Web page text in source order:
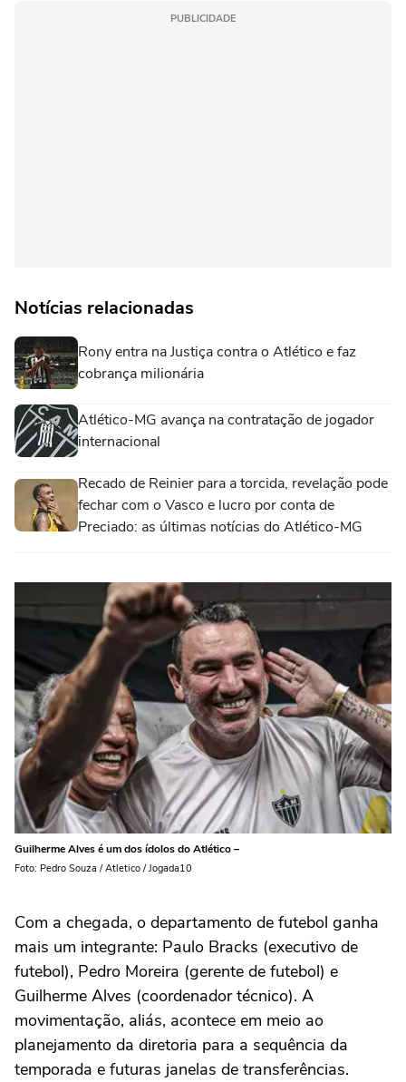
PUBLICIDADE
Notícias relacionadas
Rony entra na Justiça contra o Atlético e faz
cobrança milionária
Atlético-MG avança na contratação de jogador
internacional
Recado de Reinier para a torcida, revelação pode
fechar com o Vasco e lucro por conta de
Preciado: as últimas notícias do Atlético-MG
Guilherme Alves é um dos ídolos do Atlético –
Foto: Pedro Souza / Atletico / Jogada10
Com a chegada, o departamento de futebol ganha
mais um integrante: Paulo Bracks (executivo de
futebol), Pedro Moreira (gerente de futebol) e
Guilherme Alves (coordenador técnico). A
movimentação, aliás, acontece em meio ao
planejamento da diretoria para a sequência da
temporada e futuras janelas de transferências.